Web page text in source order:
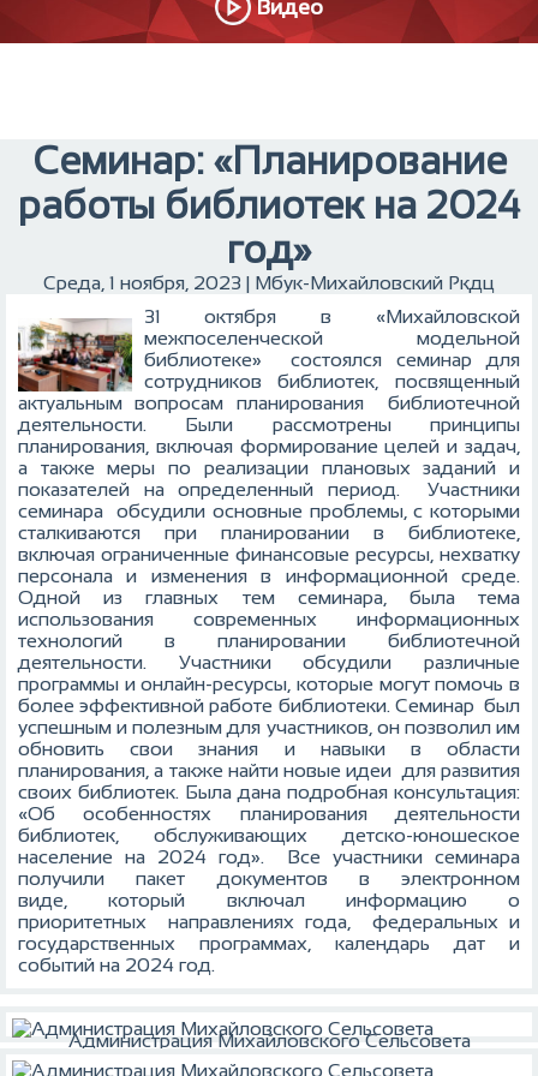
Видео
Семинар: «Планирование
работы библиотек на 2024
год»
Среда, 1 ноября, 2023 | Мбук-Михайловский Ркдц
31 октября в «Михайловской
межпоселенческой модельной
библиотеке» состоялся семинар для
сотрудников библиотек, посвященный
актуальным вопросам планирования библиотечной
деятельности. Были рассмотрены принципы
планирования, включая формирование целей и задач,
а также меры по реализации плановых заданий и
показателей на определенный период. Участники
семинара обсудили основные проблемы, с которыми
сталкиваются при планировании в библиотеке,
включая ограниченные финансовые ресурсы, нехватку
персонала и изменения в информационной среде.
Одной из главных тем семинара, была тема
использования современных информационных
технологий в планировании библиотечной
деятельности. Участники обсудили различные
программы и онлайн-ресурсы, которые могут помочь в
более эффективной работе библиотеки. Семинар был
успешным и полезным для участников, он позволил им
обновить свои знания и навыки в области
планирования, а также найти новые идеи для развития
своих библиотек. Была дана подробная консультация:
«Об особенностях планирования деятельности
библиотек, обслуживающих детско-юношеское
население на 2024 год». Все участники семинара
получили пакет документов в электронном
виде, который включал информацию о
приоритетных направлениях года, федеральных и
государственных программах, календарь дат и
событий на 2024 год.
Администрация Михайловского Сельсовета